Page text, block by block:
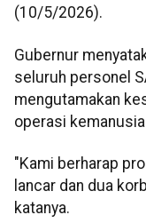
(10/5/2026).
Gubernur
seluruh personel
mengutamakan
operasi
"Kami berharap
lancar dan dua
katanya.